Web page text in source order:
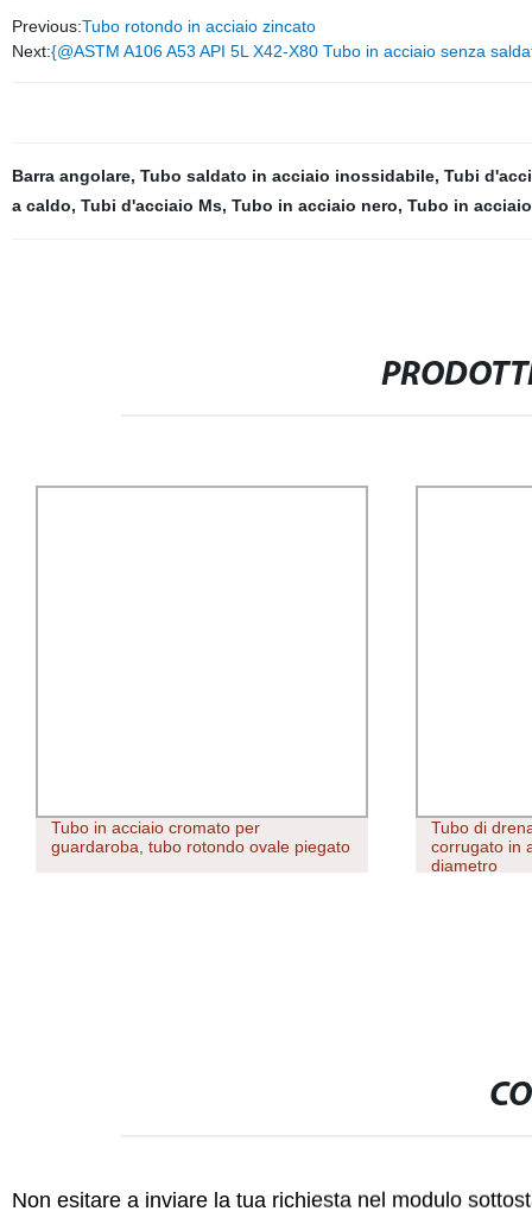
Previous:Tubo rotondo in acciaio zincato
Next:{@ASTM A106 A53 API 5L X42-X80 Tubo in acciaio senza
Barra angolare, Tubo saldato in acciaio inossidabile, Tubi
a caldo, Tubi d'acciaio Ms, Tubo in acciaio nero, Tubo in
Tubo in acciaio cromato per
guardaroba, tubo rotondo ovale piegato
Tubo di
corrugato in
diametro
Non esitare a inviare la tua richiesta nel modulo